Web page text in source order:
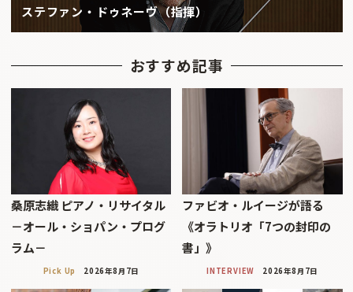
ステファン・ドゥネーヴ（指揮）
おすすめ記事
桑原志織 ピアノ・リサイタル
－オール・ショパン・プログ
ラム－
Pick Up 2026年8月7日
ファビオ・ルイージが語る
《オラトリオ「7つの封印の
書」》
INTERVIEW 2026年8月7日